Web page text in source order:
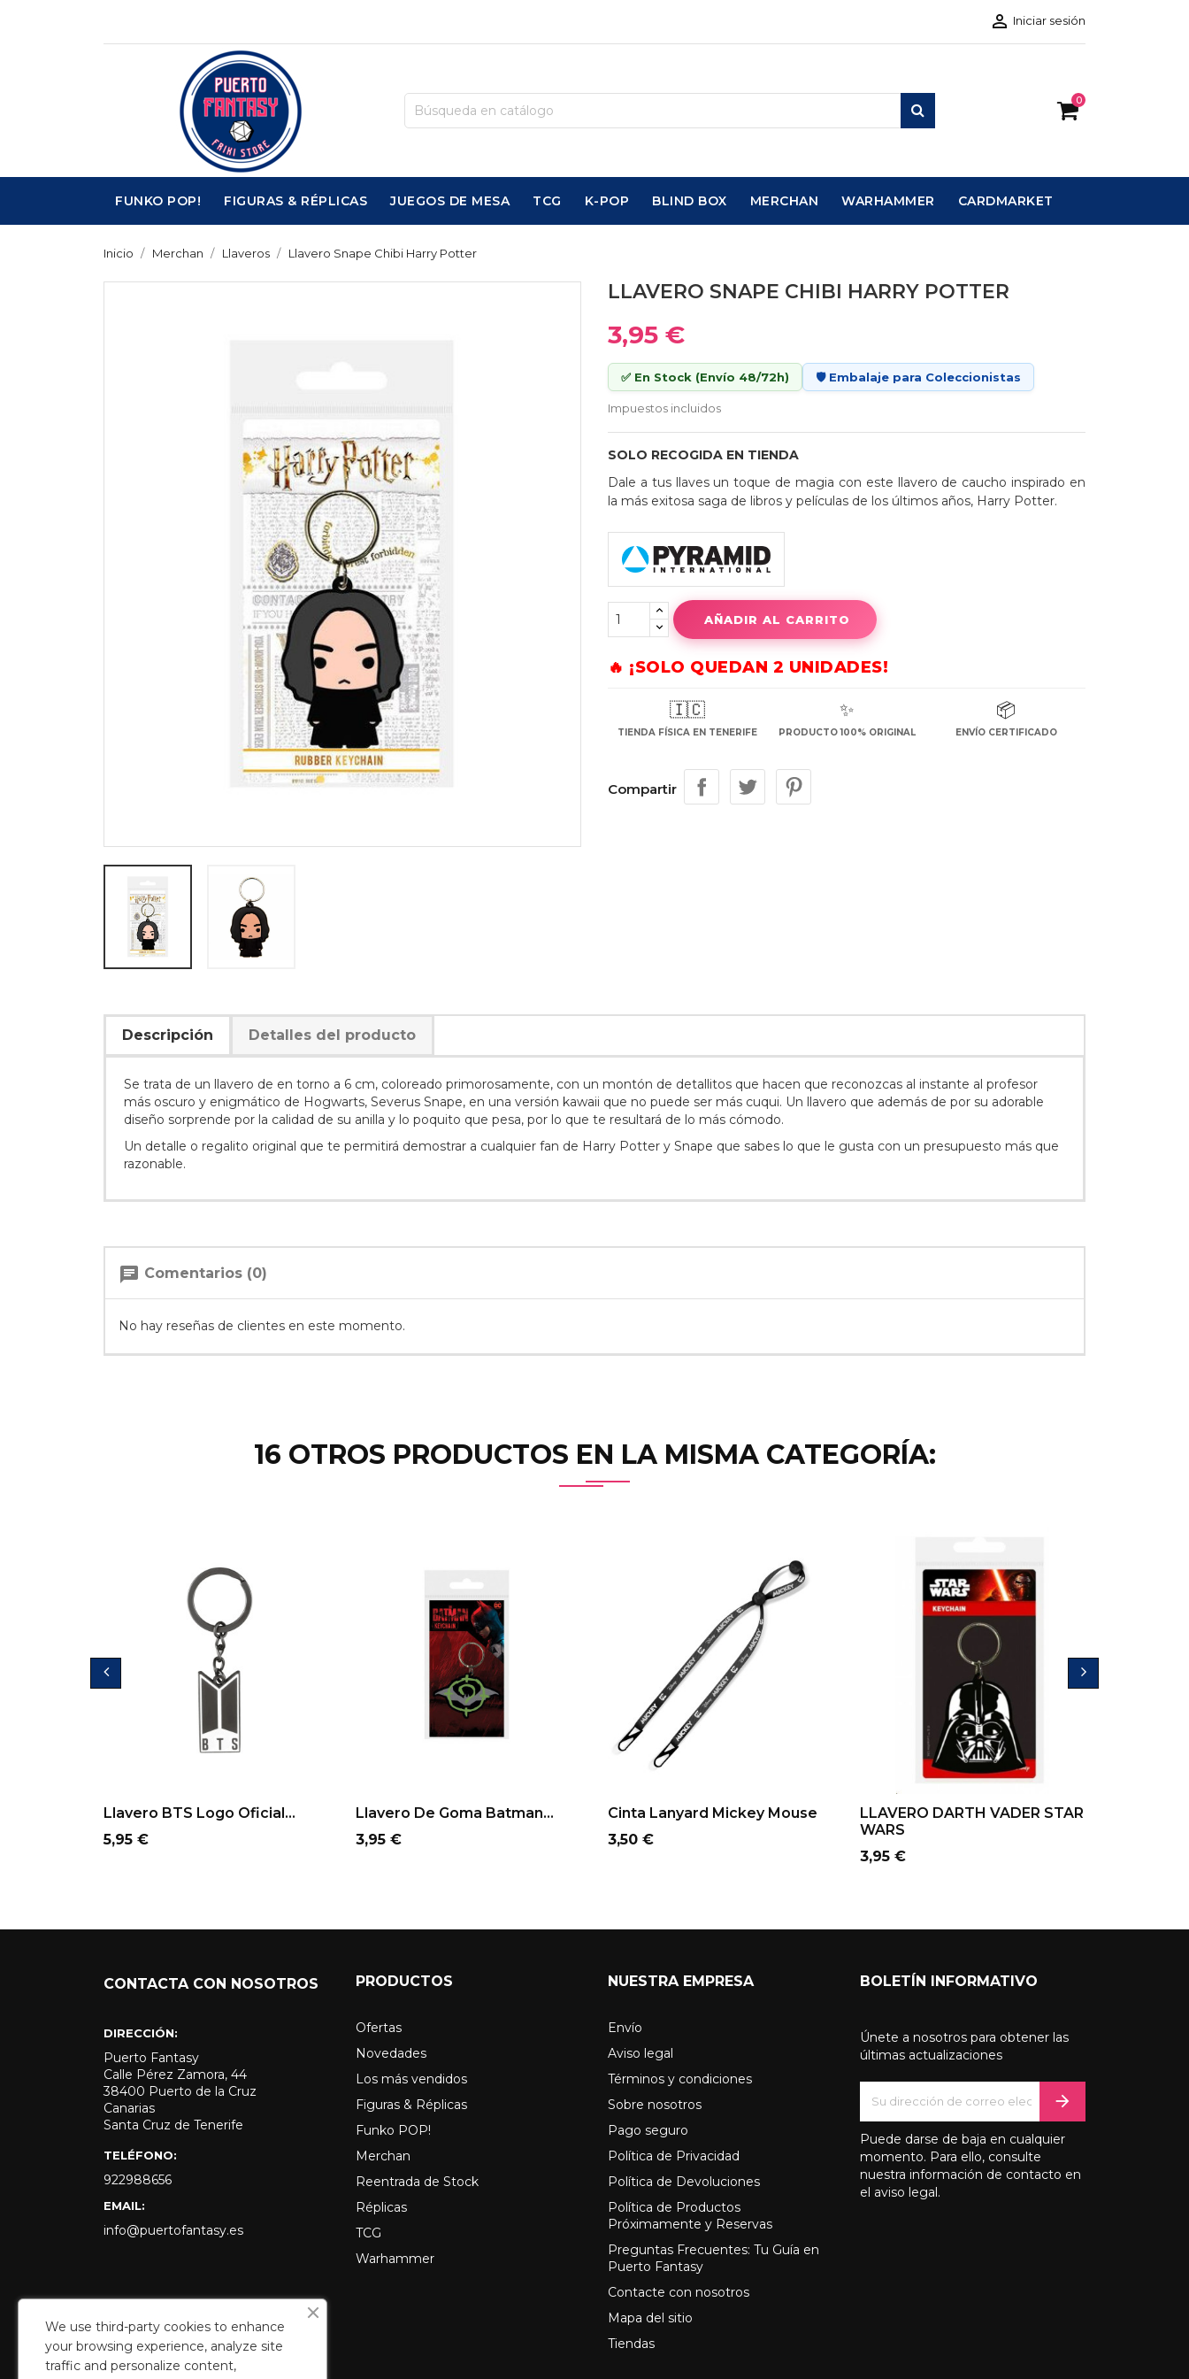
 Iniciar sesión
0
FUNKO POP! FIGURAS & RÉPLICAS JUEGOS DE MESA TCG K-POP BLIND BOX MERCHAN WARHAMMER CARDMARKET
Inicio Merchan Llaveros Llavero Snape Chibi Harry Potter
LLAVERO SNAPE CHIBI HARRY POTTER
3,95 €
✅ En Stock (Envío 48/72h) 🛡️ Embalaje para Coleccionistas
Impuestos incluidos
SOLO RECOGIDA EN TIENDA
Dale a tus llaves un toque de magia con este llavero de caucho inspirado en
la más exitosa saga de libros y películas de los últimos años, Harry Potter.
AÑADIR AL CARRITO
🔥 ¡SOLO QUEDAN 2 UNIDADES!
🇮🇨
TIENDA FÍSICA EN TENERIFE
✨
PRODUCTO 100% ORIGINAL
📦
ENVÍO CERTIFICADO
Compartir
Descripción Detalles del producto
Se trata de un llavero de en torno a 6 cm, coloreado primorosamente, con un montón de detallitos que hacen que reconozcas al instante al profesor
más oscuro y enigmático de Hogwarts, Severus Snape, en una versión kawaii que no puede ser más cuqui. Un llavero que además de por su adorable
diseño sorprende por la calidad de su anilla y lo poquito que pesa, por lo que te resultará de lo más cómodo.
Un detalle o regalito original que te permitirá demostrar a cualquier fan de Harry Potter y Snape que sabes lo que le gusta con un presupuesto más que
razonable.
chat Comentarios (0)
No hay reseñas de clientes en este momento.
16 OTROS PRODUCTOS EN LA MISMA CATEGORÍA:
Llavero BTS Logo Oficial...
Precio
5,95 €
Llavero De Goma Batman...
Precio
3,95 €
Cinta Lanyard Mickey Mouse
Precio
3,50 €
LLAVERO DARTH VADER STAR
WARS
Precio
3,95 €
CONTACTA CON NOSOTROS
DIRECCIÓN:
Puerto Fantasy
Calle Pérez Zamora, 44
38400 Puerto de la Cruz
Canarias
Santa Cruz de Tenerife
TELÉFONO:
922988656
EMAIL:
info@puertofantasy.es
PRODUCTOS
Ofertas
Novedades
Los más vendidos
Figuras & Réplicas
Funko POP!
Merchan
Reentrada de Stock
Réplicas
TCG
Warhammer
NUESTRA EMPRESA
Envío
Aviso legal
Términos y condiciones
Sobre nosotros
Pago seguro
Política de Privacidad
Política de Devoluciones
Política de Productos
Próximamente y Reservas
Preguntas Frecuentes: Tu Guía en
Puerto Fantasy
Contacte con nosotros
Mapa del sitio
Tiendas
BOLETÍN INFORMATIVO
Únete a nosotros para obtener las
últimas actualizaciones
Puede darse de baja en cualquier
momento. Para ello, consulte
nuestra información de contacto en
el aviso legal.
We use third-party cookies to enhance
your browsing experience, analyze site
traffic and personalize content,